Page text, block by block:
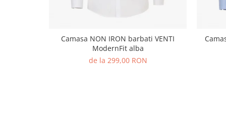
Camasa NON IRON barbati VENTI
ModernFit alba
de la 299,00 RON